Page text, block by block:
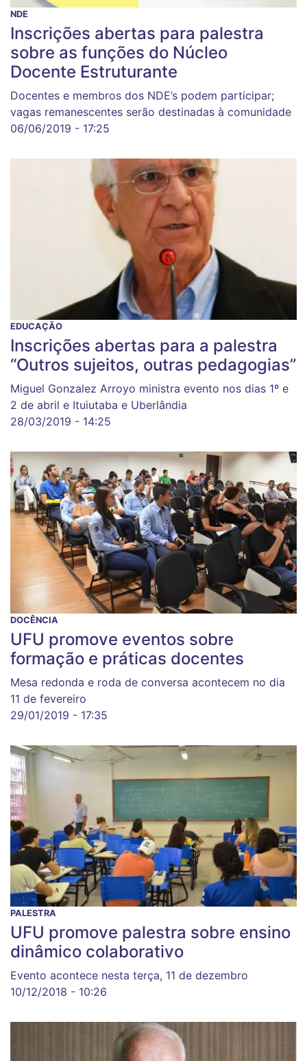
NDE
Inscrições abertas para palestra
sobre as funções do Núcleo
Docente Estruturante
Docentes e membros dos NDE’s podem participar;
vagas remanescentes serão destinadas à comunidade
06/06/2019 - 17:25
EDUCAÇÃO
Inscrições abertas para a palestra
“Outros sujeitos, outras pedagogias”
Miguel Gonzalez Arroyo ministra evento nos dias 1º e
2 de abril e Ituiutaba e Uberlândia
28/03/2019 - 14:25
DOCÊNCIA
UFU promove eventos sobre
formação e práticas docentes
Mesa redonda e roda de conversa acontecem no dia
11 de fevereiro
29/01/2019 - 17:35
PALESTRA
UFU promove palestra sobre ensino
dinâmico colaborativo
Evento acontece nesta terça, 11 de dezembro
10/12/2018 - 10:26